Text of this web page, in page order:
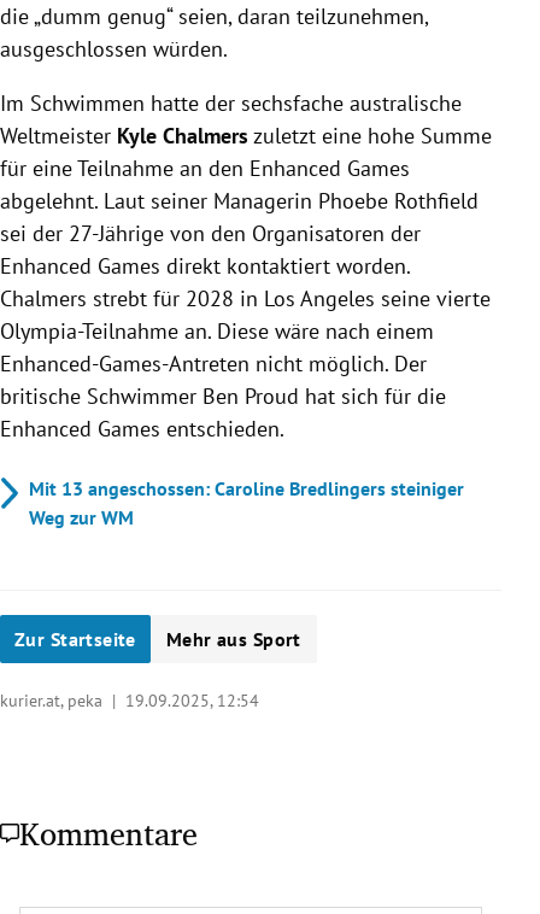
die „dumm genug“ seien, daran teilzunehmen,
ausgeschlossen würden.
Im Schwimmen hatte der sechsfache australische
Weltmeister Kyle Chalmers zuletzt eine hohe Summe
für eine Teilnahme an den Enhanced Games
abgelehnt. Laut seiner Managerin Phoebe Rothfield
sei der 27-Jährige von den Organisatoren der
Enhanced Games direkt kontaktiert worden.
Chalmers strebt für 2028 in Los Angeles seine vierte
Olympia-Teilnahme an. Diese wäre nach einem
Enhanced-Games-Antreten nicht möglich. Der
britische Schwimmer Ben Proud hat sich für die
Enhanced Games entschieden.
Mit 13 angeschossen: Caroline Bredlingers steiniger
Weg zur WM
Zur Startseite Mehr aus Sport
kurier.at, peka | 19.09.2025, 12:54
Kommentare